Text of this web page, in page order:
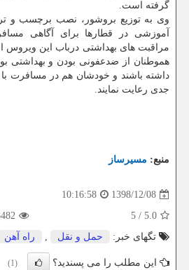
گرفته است.
وی به توزیع بروشور، نصب برچسب و
آموزشی در قطارها برای آگاهی
مراقبت های بهداشتی درباب این ویروس
هموطنان از ضدعفونی بودن و بهداشتی
داشته باشند و خودشان هم در مسافرت با
جدی رعایت نمایند.
منبع: مسیرساز
1398/12/08
10:16:58
5.0
/
5
تگهای خبر:
حمل و نقل , راه آهن
این مطلب را می پسندید؟ (1)